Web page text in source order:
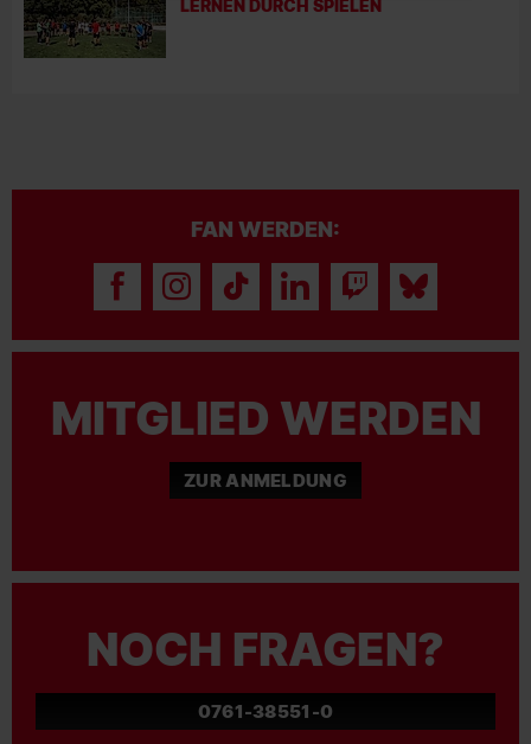
LERNEN DURCH SPIELEN
FAN WERDEN:
MITGLIED WERDEN
ZUR ANMELDUNG
NOCH FRAGEN?
0761-38551-0